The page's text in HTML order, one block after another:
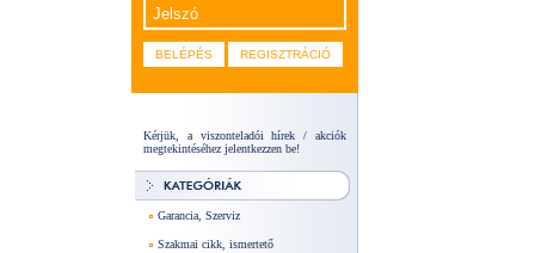
Kérjük, a viszonteladói hírek / akciók
megtekintéséhez jelentkezzen be!
Garancia, Szerviz
Szakmai cikk, ismertető